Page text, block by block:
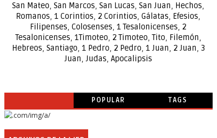
San Mateo,San Marcos,San Lucas,San Juan, Hechos,
Romanos,1 Corintios, 2 Corintios,Gálatas, Efesios,
Filipenses,Colosenses,1Tesalonicenses, 2
Tesalonicenses, 1Timoteo, 2Timoteo, Tito, Filemón,
Hebreos, Santiago, 1 Pedro, 2 Pedro, 1 Juan, 2 Juan, 3
Juan,Judas,Apocalipsis
POPULAR TAGS